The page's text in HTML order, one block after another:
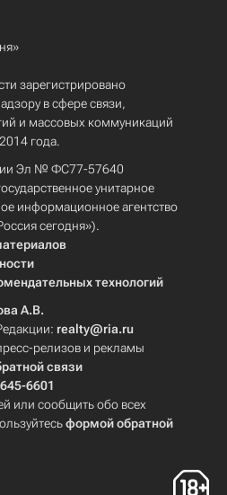
зарегистрировано
в сфере связи,
и массовых коммуникаций
года.
Эл № ФС77-57640
унитарное
информационное агентство
сегодня»).
технологий
А.В.
realty@ria.ru
релизов и рекламы
связи
6601
или сообщить обо всех
формой обратной